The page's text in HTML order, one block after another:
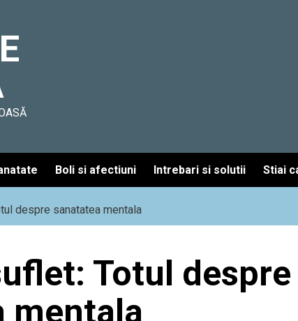
Boli si afectiuni Intrebari si solutii Stiai
despre sanatatea mentala
Totul despre
mentala